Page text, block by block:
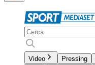
Video Pressing